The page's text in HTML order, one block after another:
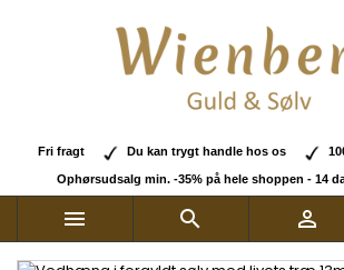
Fri fragt Du kan trygt handle hos os
Ophørsudsalg min. -35% på hele shoppen - 14
  